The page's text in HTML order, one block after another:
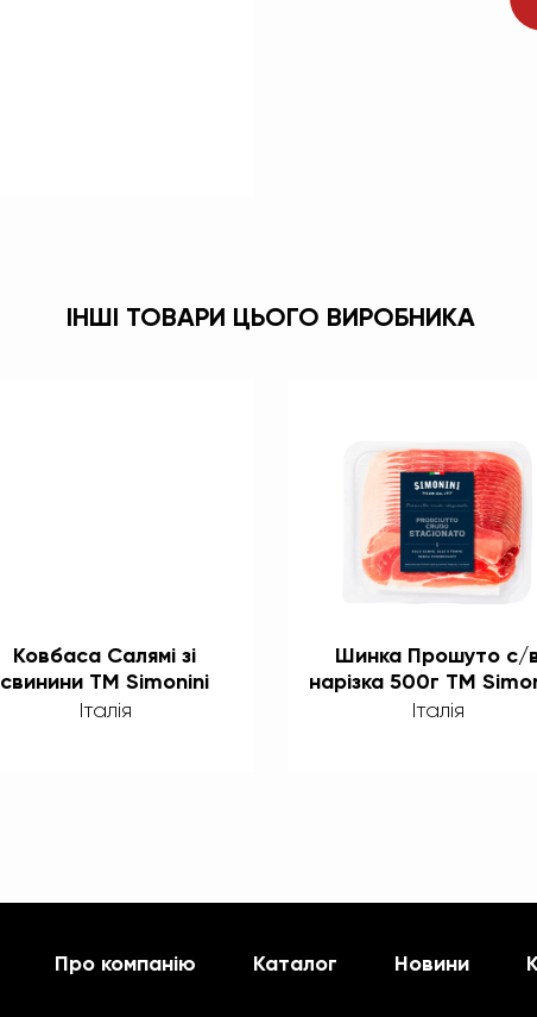
ІНШІ ТОВАРИ ЦЬОГО ВИРОБНИКА
Ковбаса Салямі зі
свинини TM Simonini
Італія
Шинка Прошуто с/
нарізка 500г ТМ
Італія
Про компанію Каталог Новини